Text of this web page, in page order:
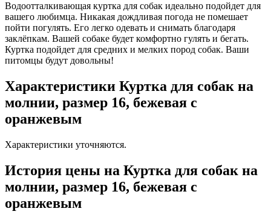
Водоотталкивающая куртка для собак идеально подойдет для
вашего любимца. Никакая дождливая погода не помешает
пойти погулять. Его легко одевать и снимать благодаря
заклёпкам. Вашей собаке будет комфортно гулять и бегать.
Куртка подойдет для средних и мелких пород собак. Ваши
питомцы будут довольны!
Характеристики Куртка для собак на
молнии, размер 16, бежевая с
оранжевым
Характеристики уточняются.
История цены на Куртка для собак на
молнии, размер 16, бежевая с
оранжевым